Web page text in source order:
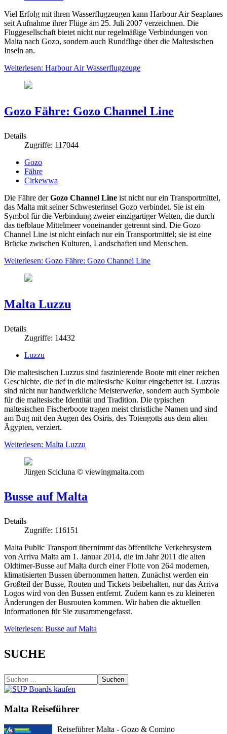
Viel Erfolg mit ihren Wasserflugzeugen kann Harbour Air Seaplanes
seit Aufnahme ihrer Flüge am 25. Juli 2007 verzeichnen. Die
Fluggesellschaft bietet nicht nur regelmäßige Verbindungen von
Malta nach Gozo, sondern auch Rundflüge über die Maltesischen
Inseln an.
Weiterlesen: Harbour Air Wasserflugzeuge
Gozo Fähre: Gozo Channel Line
Details
Zugriffe: 117044
Gozo
Fähre
Cirkewwa
Die Fähre derGozo Channel Line ist nicht nur ein Transportmittel,
das Malta mit seiner Schwesterinsel Gozo verbindet. Sie ist ein
Symbol für die Verbindung zweier einzigartiger Welten, die durch
das tiefblaue Mittelmeer voneinander getrennt sind. Die Gozo
Channel Line ist nicht einfach nur ein Transportmittel; sie ist eine
Brücke zwischen Kulturen, Landschaften und Menschen.
Weiterlesen: Gozo Fähre: Gozo Channel Line
Malta Luzzu
Details
Zugriffe: 14432
Luzzu
Die maltesischen Luzzus sind faszinierende Boote mit einer reichen
Geschichte, die tief in die maltesische Kultur eingebettet ist. Luzzus
sind nicht nur handwerkliche Meisterwerke, sondern auch Symbole
für die maltesische Identität und Tradition. Die typischen
maltesischen Fischerboote tragen meist christliche Namen und sind
am Bug mit den Augen des Osiris, des Totengotts aus dem alten
Ägypten, verziert.
Weiterlesen: Malta Luzzu
Jürgen Scicluna © viewingmalta.com
Busse auf Malta
Details
Zugriffe: 116151
Malta Public Transport übernimmt das öffentliche Verkehrsystem
von Arriva Malta am 1. Januar 2014, die im Jahr 2011 die alten
Oldtimer-Busse auf Malta durch einer Flotte von 264 modernen,
klimatisierten Bussen übernommen hatten. Zunächst werden ein
Großteil der Busse, Routen und Tickets beibehalten, nur das Arriva
Logos wird von den Bussen entfernt. Zudem kann es zu kleineren
Änderungen der Busrouten kommen. Wir haben die aktuellen
Informationen für Sie zusammengefasst.
Weiterlesen: Busse auf Malta
SUCHE
Suchen
Malta Reiseführer
Reiseführer Malta - Gozo & Comino